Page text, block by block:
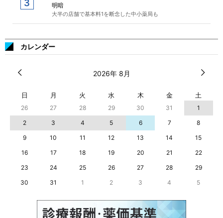
明暗
大半の店舗で基本料1を断念した中小薬局も
カレンダー
2026年 8月
日 月 火 水 木 金 土
26 27 28 29 30 31
1
2
3 4 5 6 7
8
9
10 11 12 13 14
15
16
17 18 19 20 21
22
23
24 25 26 27 28
29
30
31 1 2 3 4 5